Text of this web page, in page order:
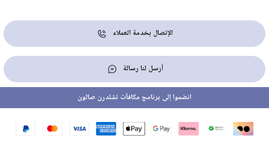
الإتصال بخدمة العملاء
أرسل لنا رسالة
انضموا إلى برنامج مكافآت تشلدرن صالون